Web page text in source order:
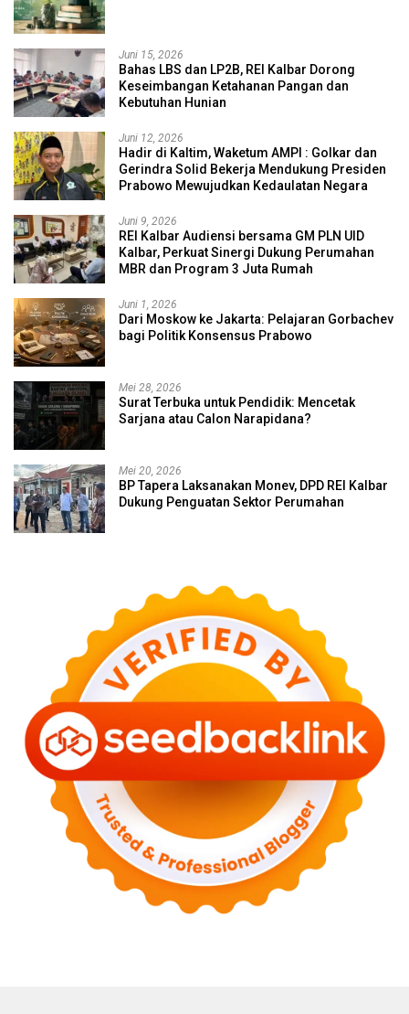
Juni 15, 2026
Bahas LBS dan LP2B, REI Kalbar Dorong
Keseimbangan Ketahanan Pangan dan
Kebutuhan Hunian
Juni 12, 2026
Hadir di Kaltim, Waketum AMPI : Golkar dan
Gerindra Solid Bekerja Mendukung Presiden
Prabowo Mewujudkan Kedaulatan Negara
Juni 9, 2026
REI Kalbar Audiensi bersama GM PLN UID
Kalbar, Perkuat Sinergi Dukung Perumahan
MBR dan Program 3 Juta Rumah
Juni 1, 2026
Dari Moskow ke Jakarta: Pelajaran Gorbachev
bagi Politik Konsensus Prabowo
Mei 28, 2026
Surat Terbuka untuk Pendidik: Mencetak
Sarjana atau Calon Narapidana?
Mei 20, 2026
BP Tapera Laksanakan Monev, DPD REI Kalbar
Dukung Penguatan Sektor Perumahan